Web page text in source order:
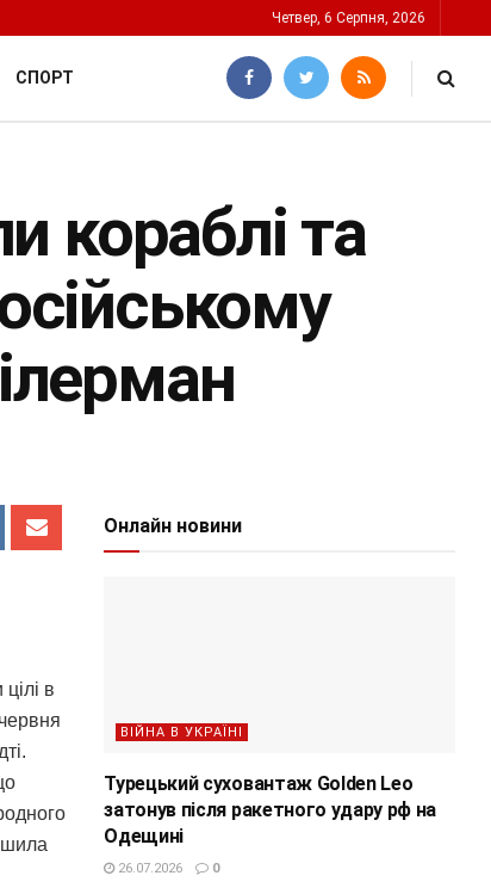
Четвер, 6 Серпня, 2026
СПОРТ
кораблі та
в
Онлайн новини
ВІЙНА В УКРАЇНІ
Турецький суховантаж Golden Leo
затонув після ракетного удару рф на
Одещині
26.07.2026 0